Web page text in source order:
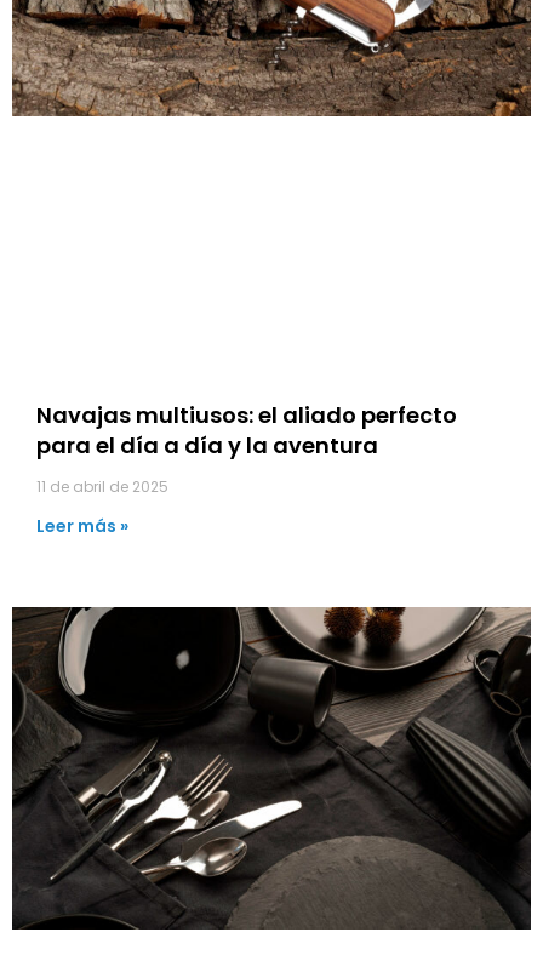
Navajas multiusos: el aliado perfecto
para el día a día y la aventura
11 de abril de 2025
Leer más »